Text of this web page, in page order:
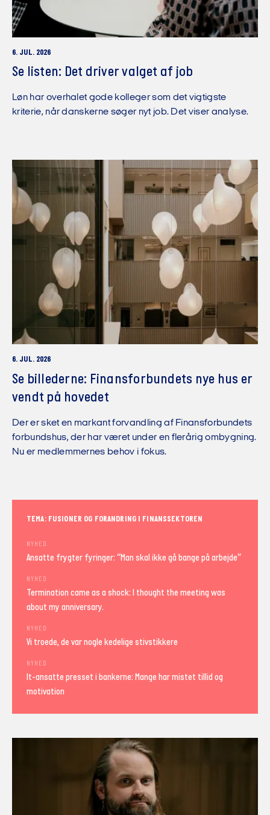
6. JUL. 2026
Se listen: Det driver valget af job
Løn har overhalet gode kolleger som det vigtigste
kriterie, når danskerne søger nyt job. Det viser analyse.
6. JUL. 2026
Se billederne: Finansforbundets nye hus er
vendt på hovedet
Der er sket en markant forvandling af Finansforbundets
forbundshus, der har været under en flerårig ombygning.
Nu er medlemmernes behov i fokus.
TEMA: FUSIONER OG FORANDRING I FINANSSEKTOREN
NYHED
Ansatte frygter fyringer: “Man skal ikke gå bange på arbejde”
NYHED
Termination came as a shock: I thought the meeting was
about my anniversary.
NYHED
Vi troede, de var nogle kedelige stivstikkere
NYHED
It-ansatte presset i bankerne: Mange har mistet tillid og
motivation